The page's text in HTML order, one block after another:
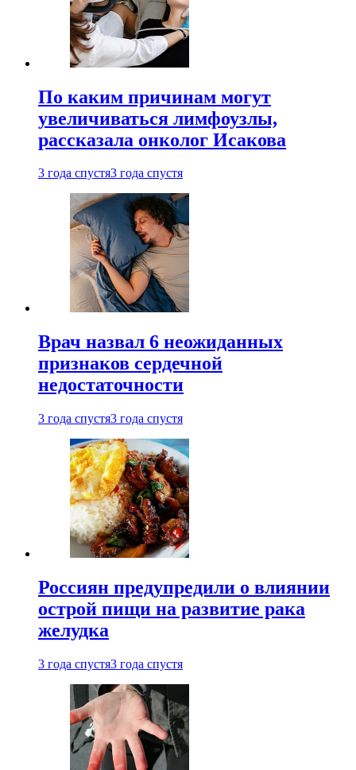
По каким причинам могут
увеличиваться лимфоузлы,
рассказала онколог Исакова
3 года спустя3 года спустя
Врач назвал 6 неожиданных
признаков сердечной
недостаточности
3 года спустя3 года спустя
Россиян предупредили о влиянии
острой пищи на развитие рака
желудка
3 года спустя3 года спустя